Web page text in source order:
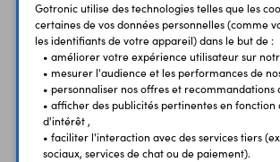
Cordon 75 cm RS617
USB A - micro-USB B
M/M
Carte
+
Gotronic utilise des technologies telles que les
certaines de vos données personnelles (comme
les identifiants de votre appareil) dans le but de :
• améliorer votre expérience utilisateur sur
• mesurer l'audience et les performances de
• personnaliser nos offres et recommandations
• afficher des publicités pertinentes en fonction
d'intérêt ,
• faciliter l'interaction avec des services tiers
sociaux, services de chat ou de paiement).